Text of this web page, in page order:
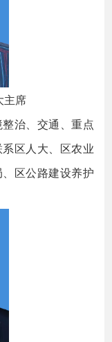
主席
治、交通、重点
区人大、区农业
区公路建设养护